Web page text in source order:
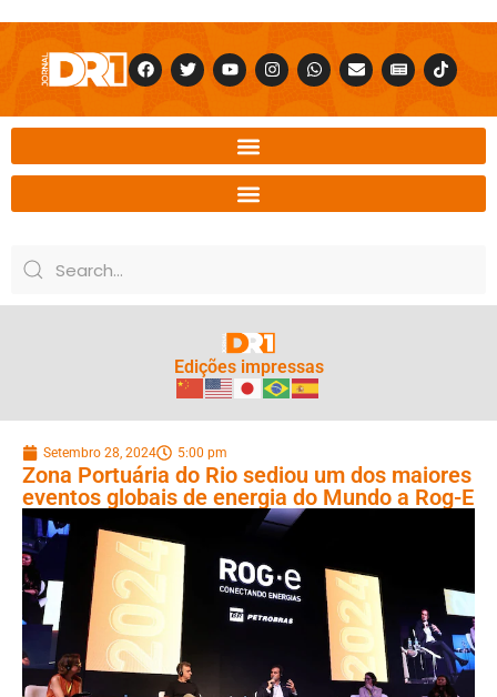
Edições impressas
Setembro 28, 2024 5:00 pm
Zona Portuária do Rio sediou um dos maiores
eventos globais de energia do Mundo a Rog-E